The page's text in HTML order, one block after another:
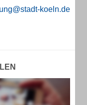
koeln.de